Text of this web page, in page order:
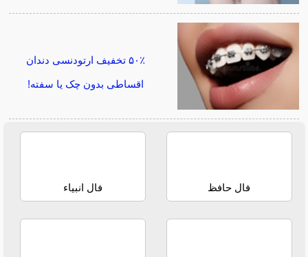
۵۰٪ تخفیف ارتودنسی دندان
اقساطی بدون چک یا سفته!
فال حافظ فال انبیاء